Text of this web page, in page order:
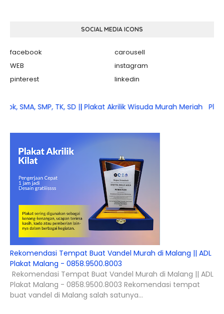
SOCIAL MEDIA ICONS
facebook
carousell
WEB
instagram
pinterest
linkedin
SMP, TK, SD || Plakat Akrilik Wisuda Murah Meriah
Rekomendasi Tempat Buat Vandel Murah di Malang || ADL
Plakat Malang - 0858.9500.8003
Rekomendasi Tempat Buat Vandel Murah di Malang || ADL
Plakat Malang - 0858.9500.8003 Rekomendasi tempat
buat vandel di Malang salah satunya...